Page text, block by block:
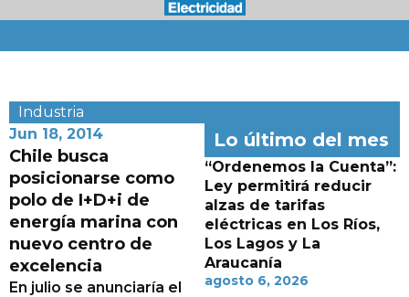
Industria
Jun 18, 2014
Chile busca
posicionarse como
polo de I+D+i de
energía marina con
nuevo centro de
excelencia
En julio se anunciaría el
Lo último del mes
“Ordenemos la Cuenta”:
Ley permitirá reducir
alzas de tarifas
eléctricas en Los Ríos,
Los Lagos y La
Araucanía
agosto 6, 2026